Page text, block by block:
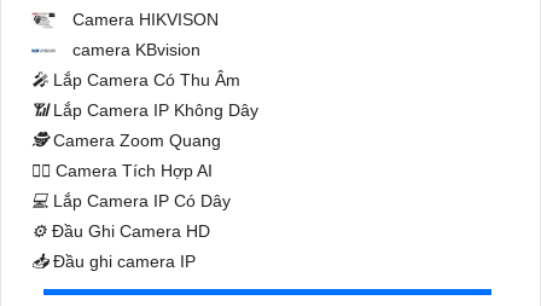
Camera HIKVISON
camera KBvision
️🎤️ Lắp Camera Có Thu Âm
📶Lắp Camera IP Không Dây
🕵️Camera Zoom Quang
🧛‍♀️ Camera Tích Hợp AI
💻 Lắp Camera IP Có Dây
⚙️ Đầu Ghi Camera HD
📥Đầu ghi camera IP